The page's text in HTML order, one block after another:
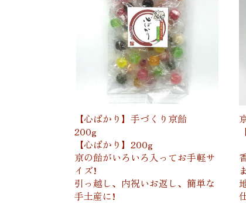
【心ばかり】手づくり京飴
200g
【心ばかり】200g
京の飴がいろいろ入ってお手軽サ
イズ!
引っ越し、内祝いお返し、簡単な
手土産に!